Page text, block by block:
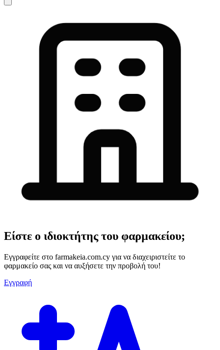
Είστε ο ιδιοκτήτης του φαρμακείου;
Εγγραφείτε στο farmakeia.com.cy για να διαχειριστείτε το
φαρμακείο σας και να αυξήσετε την προβολή του!
Εγγραφή